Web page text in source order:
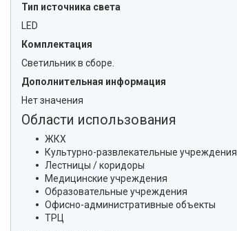
Тип источника света
LED
Комплектация
Светильник в сборе.
Дополнительная информация
Нет значения
Области использования
ЖКХ
Культурно-развлекательные учреждения
Лестницы / коридоры
Медицинские учреждения
Образовательные учреждения
Офисно-административные объекты
ТРЦ